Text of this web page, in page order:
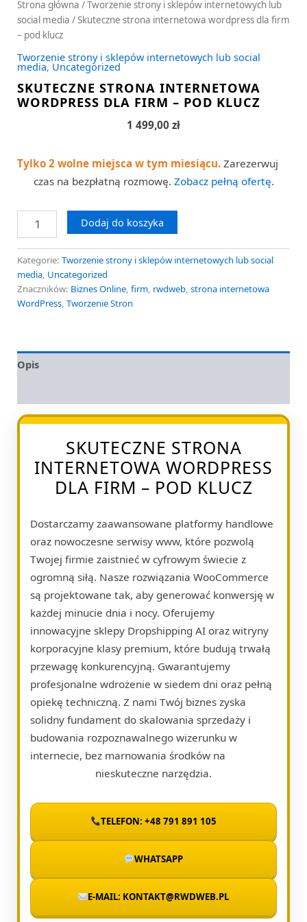
Strona główna /Tworzenie strony i sklepów internetowych lub
social media / Skuteczne strona internetowa wordpress dla firm
– pod klucz
Tworzenie strony i sklepów internetowych lub social
media, Uncategorized
SKUTECZNE STRONA INTERNETOWA
WORDPRESS DLA FIRM – POD KLUCZ
1 499,00 zł
Tylko 2 wolne miejsca w tym miesiącu. Zarezerwuj
czas na bezpłatną rozmowę. Zobacz pełną ofertę.
Dodaj do koszyka
Kategorie: Tworzenie strony i sklepów internetowych lub social
media, Uncategorized
Znaczników: Biznes Online, firm, rwdweb, strona internetowa
WordPress, Tworzenie Stron
Opis
SKUTECZNE STRONA
INTERNETOWA WORDPRESS
DLA FIRM – POD KLUCZ
Dostarczamy zaawansowane platformy handlowe
oraz nowoczesne serwisy www, które pozwolą
Twojej firmie zaistnieć w cyfrowym świecie z
ogromną siłą. Nasze rozwiązania WooCommerce
są projektowane tak, aby generować konwersję w
każdej minucie dnia i nocy. Oferujemy
innowacyjne sklepy Dropshipping AI oraz witryny
korporacyjne klasy premium, które budują trwałą
przewagę konkurencyjną. Gwarantujemy
profesjonalne wdrożenie w siedem dni oraz pełną
opiekę techniczną. Z nami Twój biznes zyska
solidny fundament do skalowania sprzedaży i
budowania rozpoznawalnego wizerunku w
internecie, bez marnowania środków na
nieskuteczne narzędzia.
TELEFON: +48 791 891 105
WHATSAPP
E-MAIL: KONTAKT@RWDWEB.PL